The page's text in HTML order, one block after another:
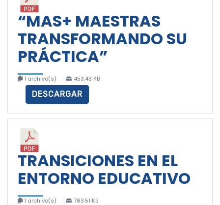
“MAS+ MAESTRAS
TRANSFORMANDO SU
PRÁCTICA”
1 archivo(s) 453.43 KB
DESCARGAR
TRANSICIONES EN EL
ENTORNO EDUCATIVO
1 archivo(s) 783.51 KB